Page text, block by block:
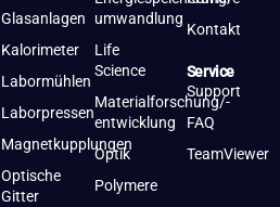
Glasanlagen
Kalorimeter
Labormühlen
Laborpressen
Magnetkupplungen
Optische
Gitter
umwandlung
Life
Science
Materialforschung/-
entwicklung
Optik
Polymere
Kontakt
Service
Support
FAQ
TeamViewer